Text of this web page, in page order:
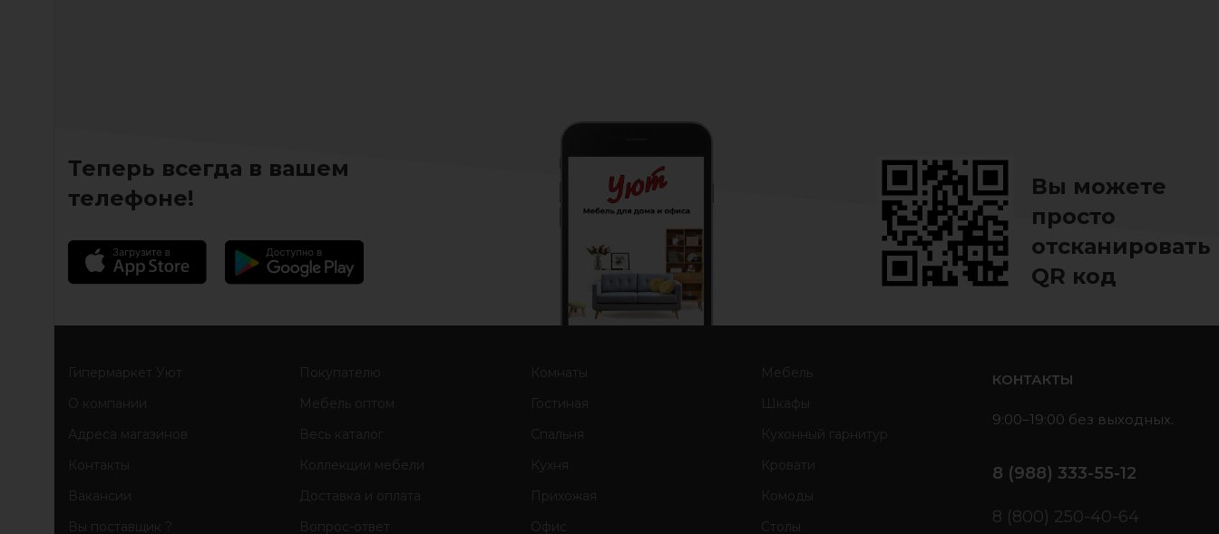
Теперь всегда в вашем
телефоне!
Вы можете
просто
отсканировать
QR код
Гипермаркет Уют
О компании
Адреса магазинов
Контакты
Вакансии
Вы поставщик ?
Покупателю
Мебель оптом
Весь каталог
Коллекции мебели
Доставка и оплата
Вопрос-ответ
Комнаты
Гостиная
Спальня
Кухня
Прихожая
Офис
Мебель
Шкафы
Кухонный гарнитур
Кровати
Комоды
Столы
КОНТАКТЫ
9:00–19:00 без выходных.
8 (988) 333-55-12
8 (800) 250-40-64